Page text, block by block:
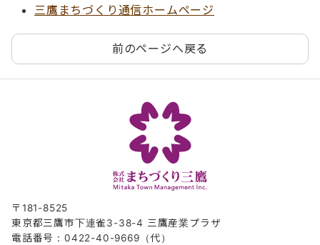
三鷹まちづくり通信ホームページ
前のページへ戻る
〒181-8525
東京都三鷹市下連雀3-38-4 三鷹産業プラザ
電話番号：0422-40-9669（代）